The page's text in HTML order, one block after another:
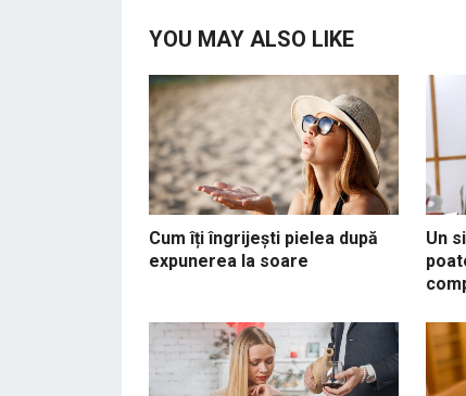
YOU MAY ALSO LIKE
Cum îți îngrijești pielea după
expunerea la soare
Un